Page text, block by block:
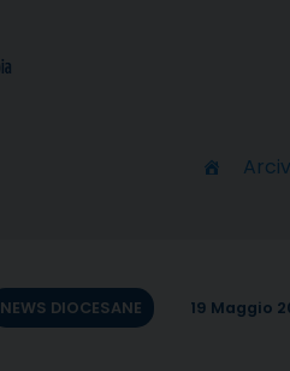
NEWS DIOCESANE 19 Maggio